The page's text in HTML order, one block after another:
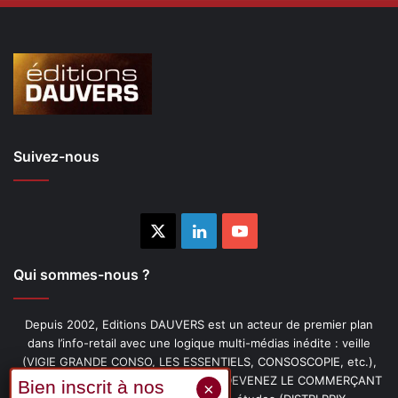
Suivez-nous
LinkedinYouTube
Qui sommes-nous ?
Depuis 2002, Editions DAUVERS est un acteur de premier plan
dans l’info-retail avec une logique multi-médias inédite : veille
(VIGIE GRANDE CONSO, LES ESSENTIELS, CONSOSCOPIE, etc.),
livres (PENSER-CLIENT, IMAGE-PRIX, DEVENEZ LE COMMERÇANT